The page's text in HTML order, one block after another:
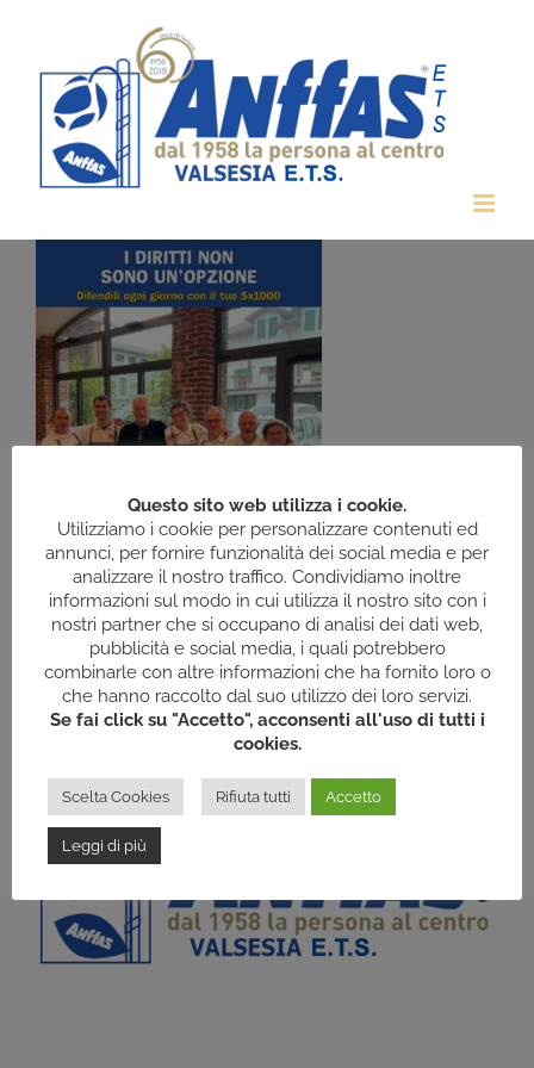
contenuto
Questo sito web utilizza i cookie.
Utilizziamo i cookie per personalizzare contenuti ed
annunci, per fornire funzionalità dei social media e per
analizzare il nostro traffico. Condividiamo inoltre
informazioni sul modo in cui utilizza il nostro sito con i
nostri partner che si occupano di analisi dei dati web,
pubblicità e social media, i quali potrebbero
combinarle con altre informazioni che ha fornito loro o
che hanno raccolto dal suo utilizzo dei loro servizi.
Se fai click su "Accetto", acconsenti all'uso di tutti i
cookies.
Scelta Cookies Rifiuta tutti Accetto
Leggi di più